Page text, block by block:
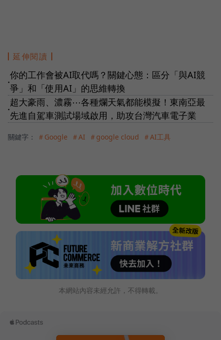
延伸閱讀
●
你的工作會被AI取代嗎？關鍵心態：區分「與AI競
爭」和「使用AI」的思維轉換
●
超大豪雨、濃霧⋯各種爛天氣都能模擬！東南亞最
先進自駕車測試場域啟用，助攻台灣汽車電子業
關鍵字： ＃Google ＃AI ＃google cloud ＃AI工具
本網站內容未經允許，不得轉載。